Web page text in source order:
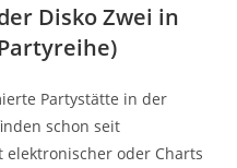
Disko Zwei in
Partystätte in der
schon seit
elektronischer oder Charts